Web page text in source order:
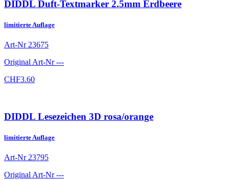
DIDDL Duft-Textmarker 2.5mm Erdbeere
limitierte Auflage
Art-Nr 23675
Original Art-Nr---
CHF3.60
DIDDL Lesezeichen 3D rosa/orange
limitierte Auflage
Art-Nr 23795
Original Art-Nr---